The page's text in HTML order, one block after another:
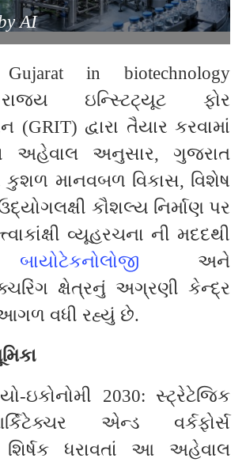
AI
in biotechnology
ઇન્સ્ટિટ્યૂટ ફોર
(GRIT) દ્વારા તૈયાર કરવામાં
અહેવાલ અનુસાર, ગુજરાત
કુશળ માનવબળ વિકાસ, વિશેષ
કૌશલ્ય નિર્માણ પર
વ્યૂહરચના ની મદદથી
બાયોટેકનોલોજી અને
ક્ષેત્રનું અગ્રણી કેન્દ્ર
વધી રહ્યું છે.
ઇકોનોમી 2030: સ્ટ્રેટેજિક
એન્ડ વર્કફોર્સ
શિર્ષક ધરાવતાં આ અહેવાલ